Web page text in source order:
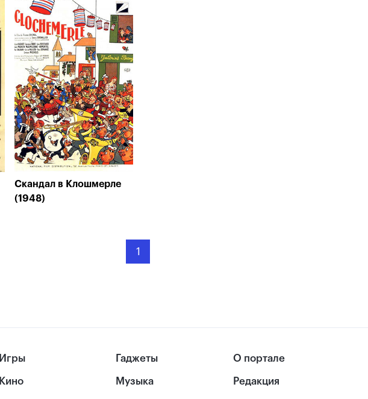
Скандал в Клошмерле
(1948)
1
Игры
Кино
Гаджеты
Музыка
О портале
Редакция